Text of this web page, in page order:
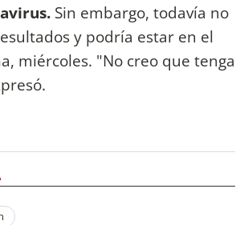
Sin embargo, todavía no
y podría estar en el
miércoles. "No creo que tenga